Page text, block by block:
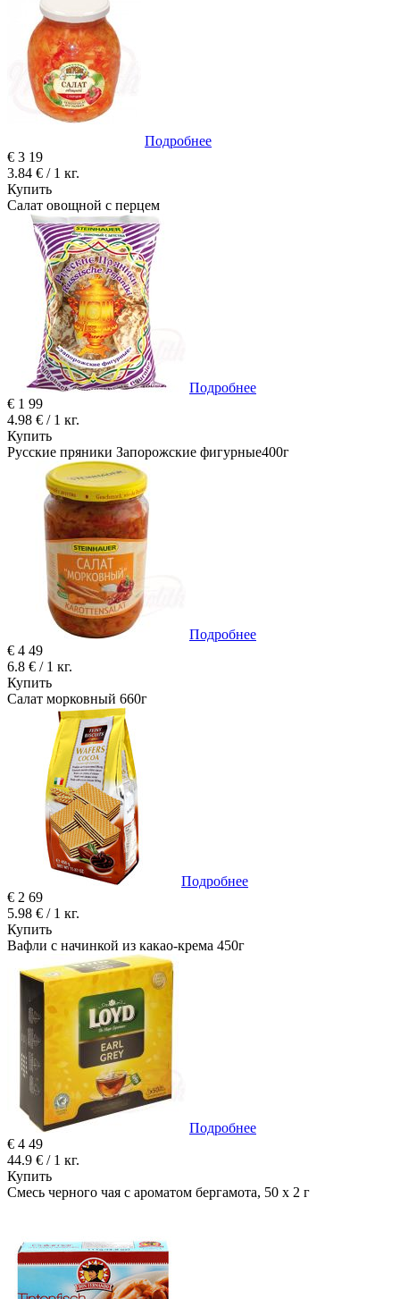
Подробнее
€ 3 19
3.84 € / 1 кг.
Купить
Салат овощной с перцем
Подробнее
€ 1 99
4.98 € / 1 кг.
Купить
Русские пряники Запорожские фигурные400г
Подробнее
€ 4 49
6.8 € / 1 кг.
Купить
Салат морковный 660г
Подробнее
€ 2 69
5.98 € / 1 кг.
Купить
Вафли с начинкой из какао-крема 450г
Подробнее
€ 4 49
44.9 € / 1 кг.
Купить
Смесь черного чая с ароматом бергамота, 50 x 2 г